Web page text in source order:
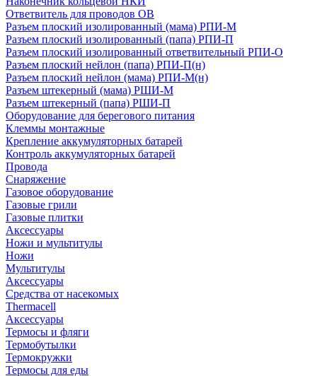
Ответвитель для проводов ОВ
Разъем плоский изолированный (мама) РПИ-М
Разъем плоский изолированный (папа) РПИ-П
Разъем плоский изолированный ответвительный РПИ-О
Разъем плоский нейлон (папа) РПИ-П(н)
Разъем плоский нейлон (мама) РПИ-М(н)
Разъем штекерный (мама) РШИ-М
Разъем штекерный (папа) РШИ-П
Оборудование для берегового питания
Клеммы монтажные
Крепление аккумуляторных батарей
Контроль аккумуляторных батарей
Провода
Снаряжение
Газовое оборудование
Газовые грили
Газовые плитки
Аксессуары
Ножи и мультитулы
Ножи
Мультитулы
Аксессуары
Средства от насекомых
Thermacell
Аксессуары
Термосы и фляги
Термобутылки
Термокружки
Термосы для еды